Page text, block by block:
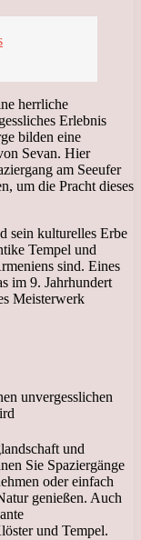
herrliche
Erlebnis
bilden eine
Sevan. Hier
am Seeufer
um die Pracht dieses
sein kulturelles Erbe
Tempel und
sind. Eines
im 9. Jahrhundert
Meisterwerk
und
Sie Spaziergänge
oder einfach
genießen. Auch
und Tempel.